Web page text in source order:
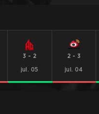
3 - 2
jul. 05
2 - 3
jul. 04